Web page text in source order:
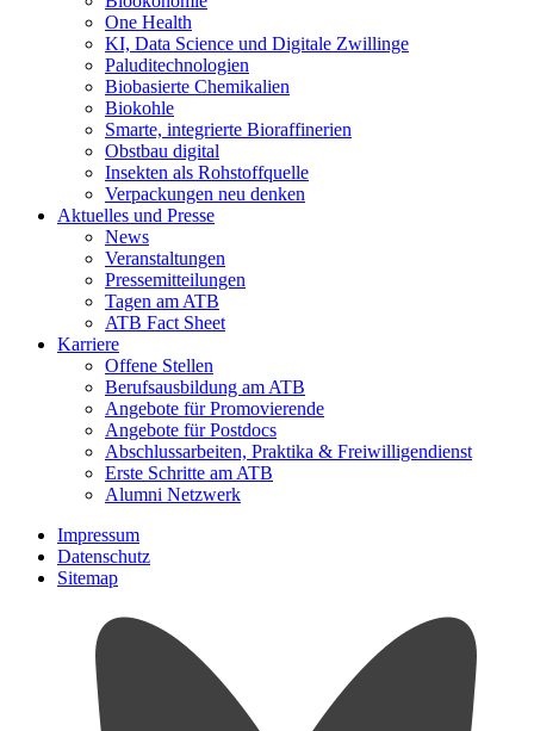
One Health
KI, Data Science und Digitale Zwillinge
Paluditechnologien
Biobasierte Chemikalien
Biokohle
Smarte, integrierte Bioraffinerien
Obstbau digital
Insekten als Rohstoffquelle
Verpackungen neu denken
Aktuelles und Presse
News
Veranstaltungen
Pressemitteilungen
Tagen am ATB
ATB Fact Sheet
Karriere
Offene Stellen
Berufsausbildung am ATB
Angebote für Promovierende
Angebote für Postdocs
Abschlussarbeiten, Praktika & Freiwilligendienst
Erste Schritte am ATB
Alumni Netzwerk
Impressum
Datenschutz
Sitemap